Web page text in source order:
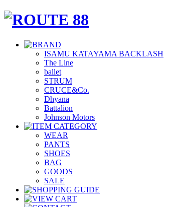
ISAMU KATAYAMA BACKLASH
The Line
ballet
STRUM
CRUCE&Co.
Dhyana
Battalion
Johnson Motors
WEAR
PANTS
SHOES
BAG
GOODS
SALE